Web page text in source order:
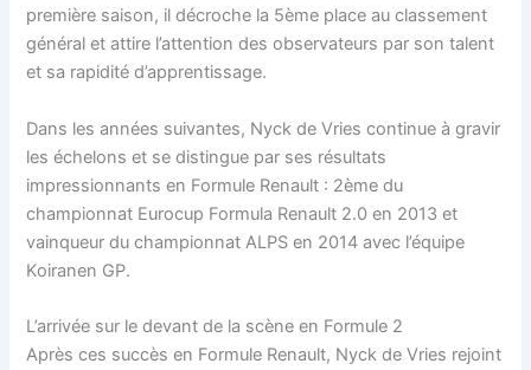
première saison, il décroche la 5ème place au classement
général et attire l’attention des observateurs par son talent
et sa rapidité d’apprentissage.
Dans les années suivantes, Nyck de Vries continue à gravir
les échelons et se distingue par ses résultats
impressionnants en Formule Renault : 2ème du
championnat Eurocup Formula Renault 2.0 en 2013 et
vainqueur du championnat ALPS en 2014 avec l’équipe
Koiranen GP.
L’arrivée sur le devant de la scène en Formule 2
Après ces succès en Formule Renault, Nyck de Vries rejoint